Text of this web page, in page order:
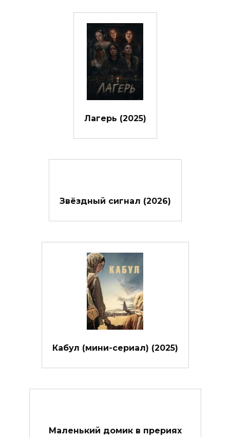
Лагерь (2025)
Звёздный сигнал (2026)
Кабул (мини-сериал) (2025)
Маленький домик в прериях